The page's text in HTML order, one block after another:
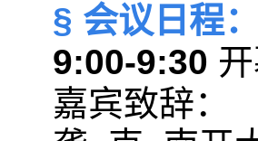
§ 会议日程：
9:00-9:30
嘉宾致辞：